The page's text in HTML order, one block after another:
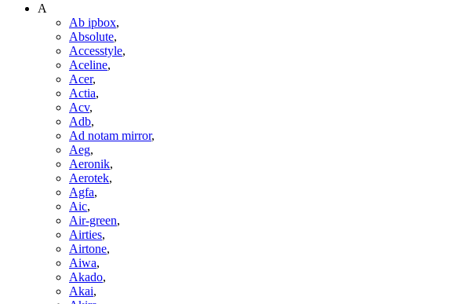
A
Ab ipbox,
Absolute,
Accesstyle,
Aceline,
Acer,
Actia,
Acv,
Adb,
Ad notam mirror,
Aeg,
Aeronik,
Aerotek,
Agfa,
Aic,
Air-green,
Airties,
Airtone,
Aiwa,
Akado,
Akai,